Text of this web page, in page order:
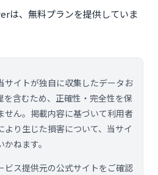
は、無料プランを提供していま
サイトが独自に収集したデータお
を含むため、正確性・完全性を保
せん。掲載内容に基づいて利用者
より生じた損害について、当サイ
ねます。
ビス提供元の公式サイトをご確認